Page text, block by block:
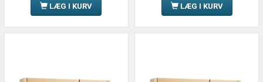
LÆG I KURV LÆG I KURV